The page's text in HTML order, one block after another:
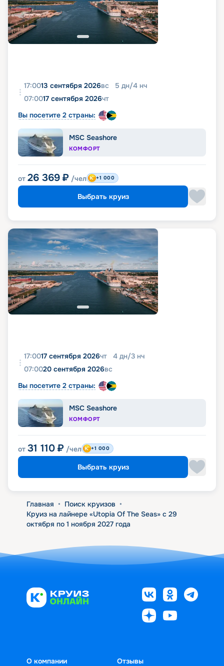
17:0013 сентября 2026вс 5 дн/4 нч
07:0017 сентября 2026чт
Вы посетите 2 страны:
MSC Seashore
КОМФОРТ
от 26 369 ₽ /чел +1 000
Выбрать круиз
17:0017 сентября 2026чт 4 дн/3 нч
07:0020 сентября 2026вс
Вы посетите 2 страны:
MSC Seashore
КОМФОРТ
от 31 110 ₽ /чел +1 000
Выбрать круиз
Главная • Поиск круизов •
Круиз на лайнере «Utopia Of The Seas» с 29
октября по 1 ноября 2027 года
О компании
Отзывы